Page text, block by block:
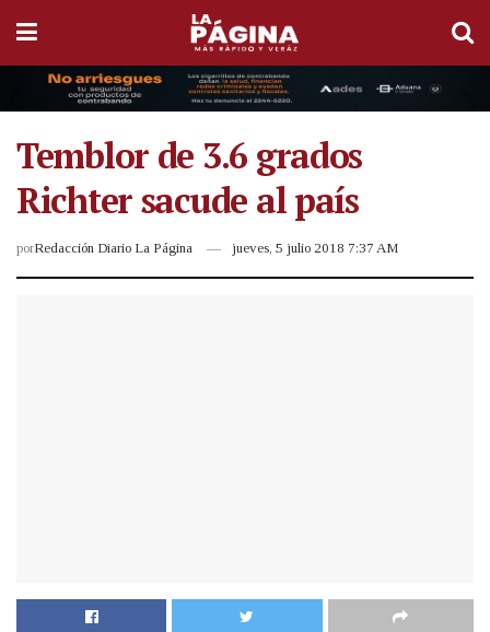
Temblor de 3.6 grados
Richter sacude al país
porRedacción Diario La Página jueves, 5 julio 2018 7:37 AM